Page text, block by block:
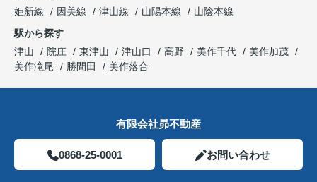
姫新線
因美線 津山線 山陽本線
山陰本線
駅から探す
津山
院庄 東津山 津山口 高野 美作千代
美作加茂
美作滝尾
勝間田 美作落合
有限会社昴不動産
0868-25-0001 お問い合わせ